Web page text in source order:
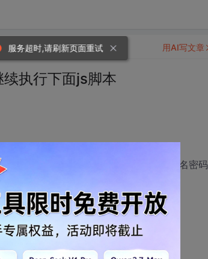
执行下面js脚本
按钮，页面跳转到登陆页面，输入用户名密码
用AI写文章
服务超时,请刷新页面重试